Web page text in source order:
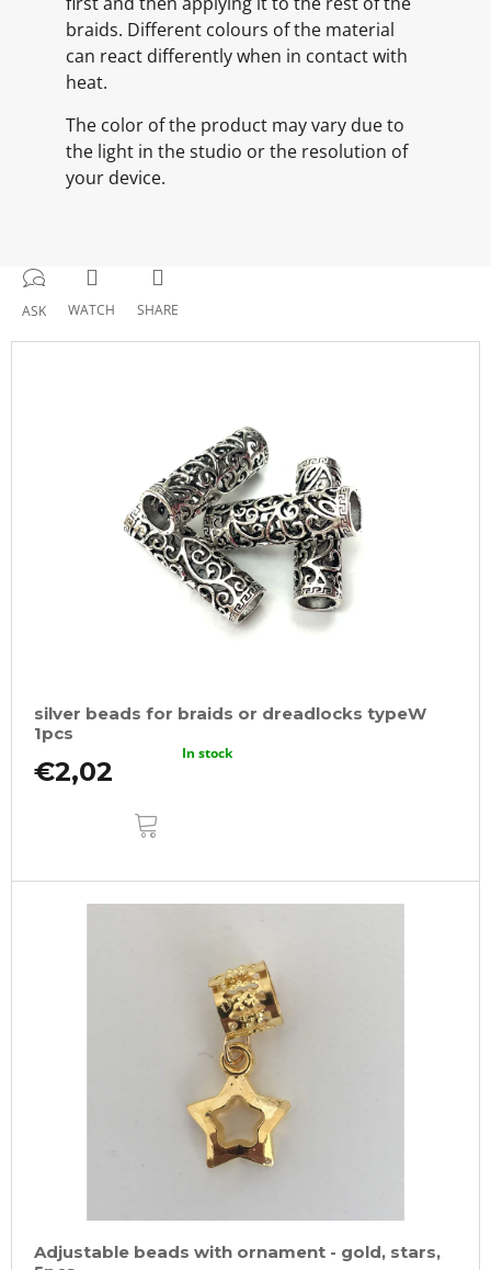
braids. Different colours of the material
can react differently when in contact with
heat.
The color of the product may vary due to
the light in the studio or the resolution of
your device.
ASK WATCH SHARE
silver beads for braids or dreadlocks typeW
1pcs
€2,02
In stock
Adjustable beads with ornament - gold, stars,